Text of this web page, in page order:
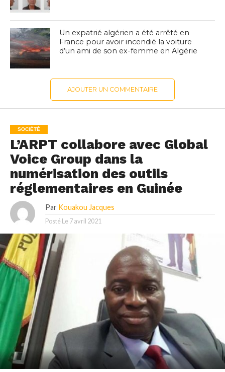
Un expatrié algérien a été arrêté en
France pour avoir incendié la voiture
d’un ami de son ex-femme en Algérie
AJOUTER UN COMMENTAIRE
SOCIÉTÉ
L’ARPT collabore avec Global
Voice Group dans la
numérisation des outils
réglementaires en Guinée
Par Kouakou Jacques
Posté Le 7 avril 2021